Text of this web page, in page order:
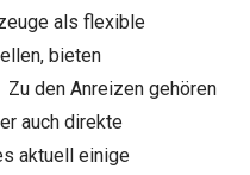
als flexible
bieten
den Anreizen gehören
auch direkte
aktuell einige